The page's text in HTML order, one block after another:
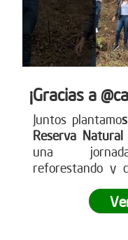
¡Gracias a
Juntos plantamo
Reserva Natural
una
reforestando y
en
empresariales?